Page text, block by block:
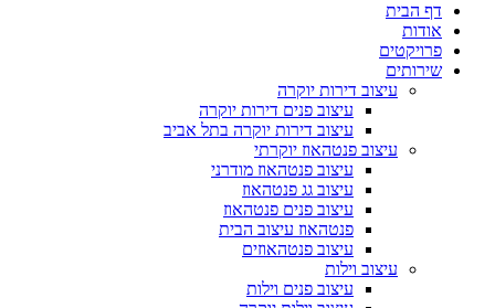
דף הבית
אודות
פרויקטים
שירותים
עיצוב דירות יוקרה
עיצוב פנים דירות יוקרה
עיצוב דירות יוקרה בתל אביב
עיצוב פנטהאוז יוקרתי
עיצוב פנטהאוז מודרני
עיצוב גג פנטהאוז
עיצוב פנים פנטהאוז
פנטהאוז עיצוב הבית
עיצוב פנטהאוזים
עיצוב וילות
עיצוב פנים וילות